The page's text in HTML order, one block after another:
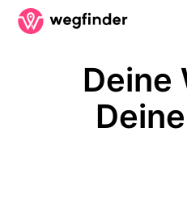
Deine